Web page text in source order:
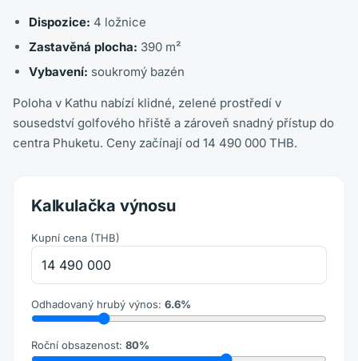
Dispozice: 4 ložnice
Zastavěná plocha: 390 m²
Vybavení: soukromý bazén
Poloha v Kathu nabízí klidné, zelené prostředí v
sousedství golfového hřiště a zároveň snadný přístup do
centra Phuketu. Ceny začínají od 14 490 000 THB.
Kalkulačka výnosu
Kupní cena (THB)
Odhadovaný hrubý výnos: 6.6%
Roční obsazenost: 80%